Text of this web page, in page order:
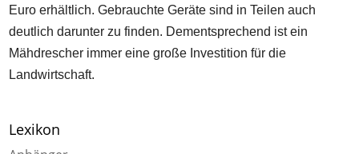
Euro erhältlich. Gebrauchte Geräte sind in Teilen auch
deutlich darunter zu finden. Dementsprechend ist ein
Mähdrescher immer eine große Investition für die
Landwirtschaft.
Lexikon